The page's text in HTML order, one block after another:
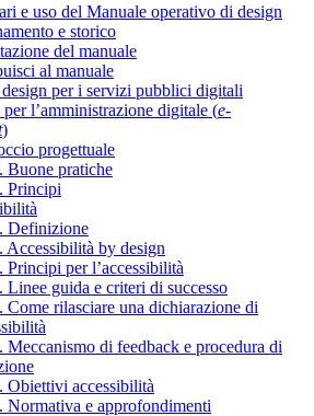
e uso del Manuale operativo di design
e storico
del manuale
al manuale
per i servizi pubblici digitali
l’amministrazione digitale (e-
)
progettuale
Buone pratiche
Principi
Definizione
Accessibilità by design
Principi per l’accessibilità
Linee guida e criteri di successo
Come rilasciare una dichiarazione di
Meccanismo di feedback e procedura di
Obiettivi accessibilità
Normativa e approfondimenti